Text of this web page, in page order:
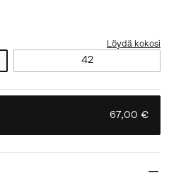
Löydä kokosi
42
67,00 €